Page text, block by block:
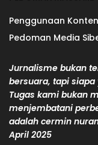
Penggunaan
Pedoman Media
Jurnalisme bukan
bersuara, tapi
Tugas kami bukan
menjembatani
adalah cermin
April 2025